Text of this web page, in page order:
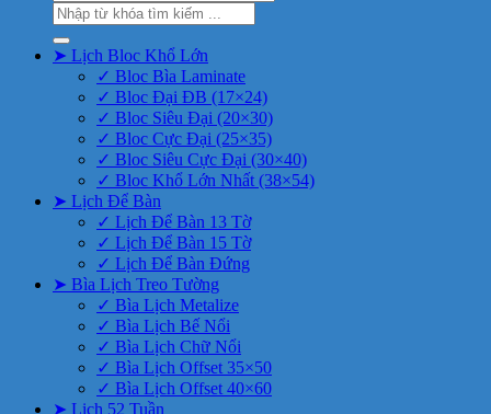
Tìm
kiếm:
➤ Lịch Bloc Khổ Lớn
✓ Bloc Bìa Laminate
✓ Bloc Đại ĐB (17×24)
✓ Bloc Siêu Đại (20×30)
✓ Bloc Cực Đại (25×35)
✓ Bloc Siêu Cực Đại (30×40)
✓ Bloc Khổ Lớn Nhất (38×54)
➤ Lịch Để Bàn
✓ Lịch Để Bàn 13 Tờ
✓ Lịch Để Bàn 15 Tờ
✓ Lịch Để Bàn Đứng
➤ Bìa Lịch Treo Tường
✓ Bìa Lịch Metalize
✓ Bìa Lịch Bế Nổi
✓ Bìa Lịch Chữ Nổi
✓ Bìa Lịch Offset 35×50
✓ Bìa Lịch Offset 40×60
➤ Lịch 52 Tuần